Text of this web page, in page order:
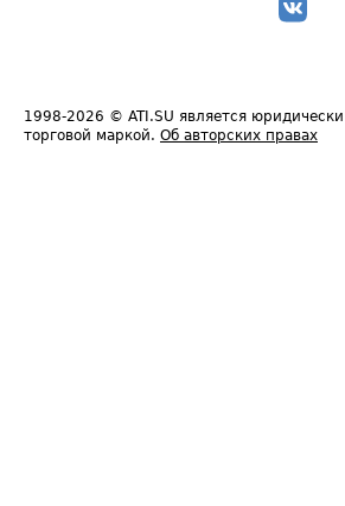
1998-2026 © ATI.SU является
торговой маркой. Об авторских правах